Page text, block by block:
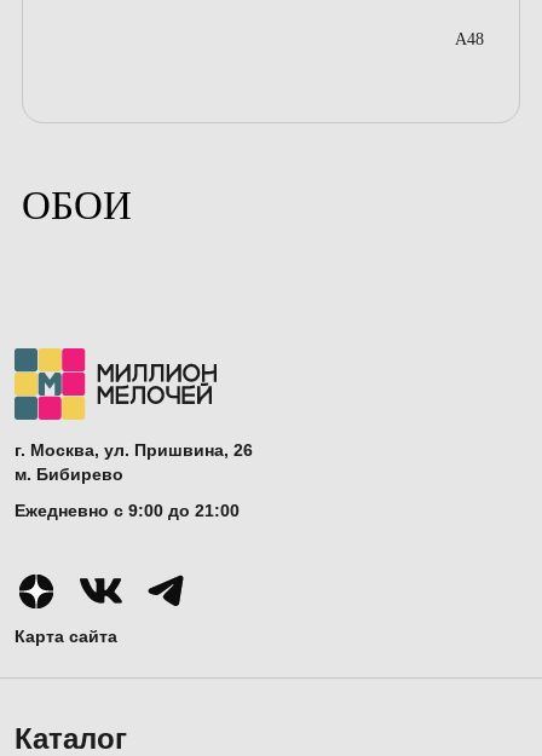
A48
ОБОИ
г. Москва, ул. Пришвина, 26
м. Бибирево
Ежедневно с 9:00 до 21:00
Карта сайта
Каталог